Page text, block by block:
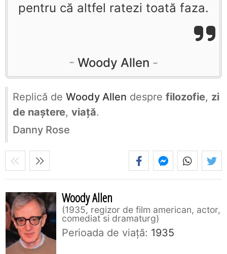
pentru că altfel ratezi toată faza.
Woody Allen
Replică de Woody Allen despre filozofie, zi
de naștere, viață.
Danny Rose
Woody Allen
1935, regizor de film american, actor,
comediat si dramaturg
Perioada de viaţă: 1935